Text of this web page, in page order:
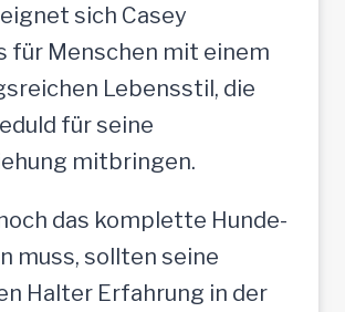
sich Casey
für Menschen mit einem
Lebensstil, die
für seine
mitbringen.
das komplette Hunde-
muss, sollten seine
Halter Erfahrung in der